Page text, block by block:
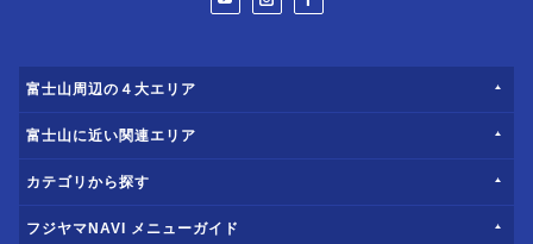
富士山周辺の４大エリア
富士山に近い関連エリア
カテゴリから探す
フジヤマNAVI メニューガイド